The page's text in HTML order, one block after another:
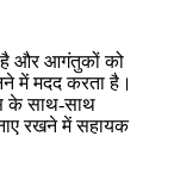
है और आगंतुकों को
में मदद करता है।
के साथ-साथ
रखने में सहायक